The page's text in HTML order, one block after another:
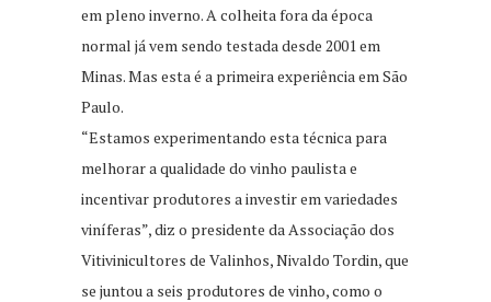
em pleno inverno. A colheita fora da época
normal já vem sendo testada desde 2001 em
Minas. Mas esta é a primeira experiência em São
Paulo.
“Estamos experimentando esta técnica para
melhorar a qualidade do vinho paulista e
incentivar produtores a investir em variedades
viníferas”, diz o presidente da Associação dos
Vitivinicultores de Valinhos, Nivaldo Tordin, que
se juntou a seis produtores de vinho, como o